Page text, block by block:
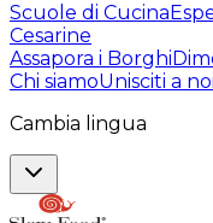
Scuole di Cucina
Cesarine
Assapora i Borghi
Chi siamoUnisciti a noi
Cambia lingua